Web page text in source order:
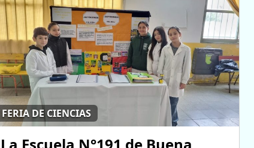
FERIA DE CIENCIAS
La Escuela N°191 de Buena